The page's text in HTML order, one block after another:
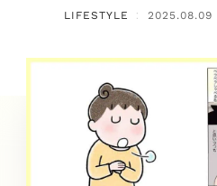
LIFESTYLE ： 2025.08.09